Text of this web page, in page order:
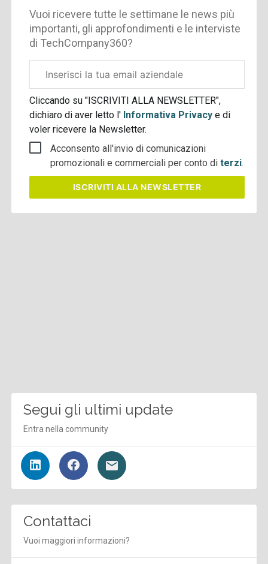
Vuoi ricevere tutte le settimane le news più
importanti, gli approfondimenti e le interviste
di TechCompany360?
aziendale
Cliccando su "ISCRIVITI ALLA NEWSLETTER",
dichiaro di aver letto l' Informativa Privacye di
voler ricevere la Newsletter.
Acconsento all'invio di comunicazioni
promozionali e commerciali per conto diterzi.
ISCRIVITI ALLA NEWSLETTER
Segui gli ultimi update
Entra nella community
Contattaci
Vuoi maggiori informazioni?